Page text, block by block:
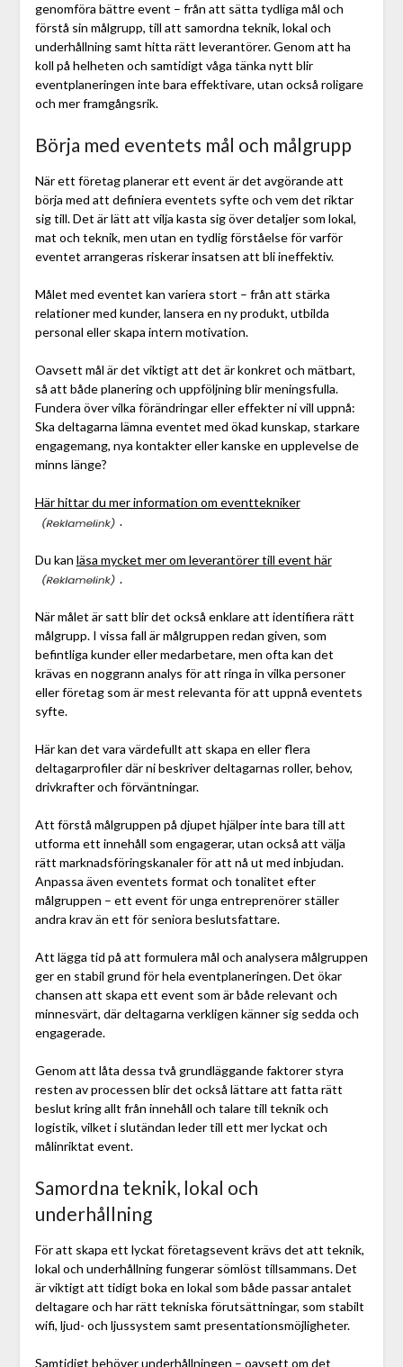
genomföra bättre event – från att sätta tydliga mål och
förstå sin målgrupp, till att samordna teknik, lokal och
underhållning samt hitta rätt leverantörer. Genom att ha
koll på helheten och samtidigt våga tänka nytt blir
eventplaneringen inte bara effektivare, utan också roligare
och mer framgångsrik.
Börja med eventets mål och målgrupp
När ett företag planerar ett event är det avgörande att
börja med att definiera eventets syfte och vem det riktar
sig till. Det är lätt att vilja kasta sig över detaljer som lokal,
mat och teknik, men utan en tydlig förståelse för varför
eventet arrangeras riskerar insatsen att bli ineffektiv.
Målet med eventet kan variera stort – från att stärka
relationer med kunder, lansera en ny produkt, utbilda
personal eller skapa intern motivation.
Oavsett mål är det viktigt att det är konkret och mätbart,
så att både planering och uppföljning blir meningsfulla.
Fundera över vilka förändringar eller effekter ni vill uppnå:
Ska deltagarna lämna eventet med ökad kunskap, starkare
engagemang, nya kontakter eller kanske en upplevelse de
minns länge?
Här hittar du mer information om eventtekniker
.
Du kan läsa mycket mer om leverantörer till event här
.
När målet är satt blir det också enklare att identifiera rätt
målgrupp. I vissa fall är målgruppen redan given, som
befintliga kunder eller medarbetare, men ofta kan det
krävas en noggrann analys för att ringa in vilka personer
eller företag som är mest relevanta för att uppnå eventets
syfte.
Här kan det vara värdefullt att skapa en eller flera
deltagarprofiler där ni beskriver deltagarnas roller, behov,
drivkrafter och förväntningar.
Att förstå målgruppen på djupet hjälper inte bara till att
utforma ett innehåll som engagerar, utan också att välja
rätt marknadsföringskanaler för att nå ut med inbjudan.
Anpassa även eventets format och tonalitet efter
målgruppen – ett event för unga entreprenörer ställer
andra krav än ett för seniora beslutsfattare.
Att lägga tid på att formulera mål och analysera målgruppen
ger en stabil grund för hela eventplaneringen. Det ökar
chansen att skapa ett event som är både relevant och
minnesvärt, där deltagarna verkligen känner sig sedda och
engagerade.
Genom att låta dessa två grundläggande faktorer styra
resten av processen blir det också lättare att fatta rätt
beslut kring allt från innehåll och talare till teknik och
logistik, vilket i slutändan leder till ett mer lyckat och
målinriktat event.
Samordna teknik, lokal och
underhållning
För att skapa ett lyckat företagsevent krävs det att teknik,
lokal och underhållning fungerar sömlöst tillsammans. Det
är viktigt att tidigt boka en lokal som både passar antalet
deltagare och har rätt tekniska förutsättningar, som stabilt
wifi, ljud- och ljussystem samt presentationsmöjligheter.
Samtidigt behöver underhållningen – oavsett om det